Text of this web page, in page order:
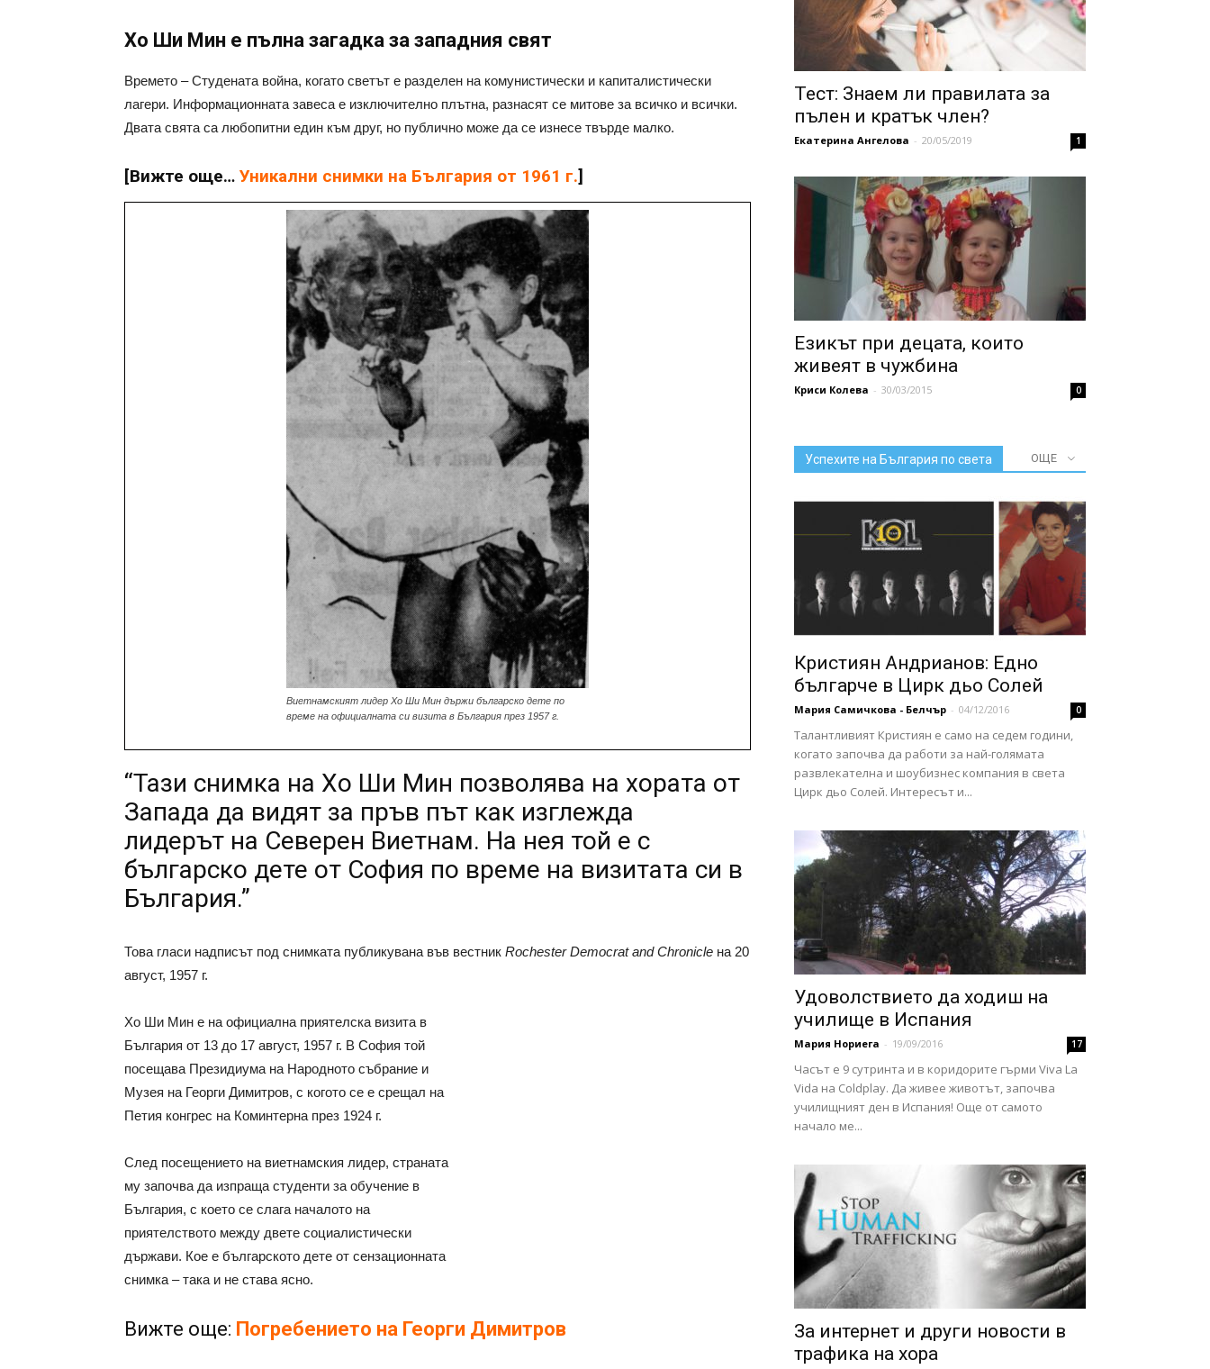
Хо Ши Мин е пълна загадка за западния свят
Времето – Студената война, когато светът е разделен на комунистически и капиталистически
лагери. Информационната завеса е изключително плътна, разнасят се митове за всичко и всички.
Двата свята са любопитни един към друг, но публично може да се изнесе твърде малко.
[Вижте още… Уникални снимки на България от 1961 г.]
Виетнамският лидер Хо Ши Мин държи българско дете по
време на официалната си визита в България през 1957 г.
“Тази снимка на Хо Ши Мин позволява на хората от
Запада да видят за пръв път как изглежда
лидерът на Северен Виетнам. На нея той е с
българско дете от София по време на визитата си в
България.”
Това гласи надписът под снимката публикувана във вестник Rochester Democrat and Chronicle на 20
август, 1957 г.
Хо Ши Мин е на официална приятелска визита в
България от 13 до 17 август, 1957 г. В София той
посещава Президиума на Народното събрание и
Музея на Георги Димитров, с когото се е срещал на
Петия конгрес на Коминтерна през 1924 г.
След посещението на виетнамския лидер, страната
му започва да изпраща студенти за обучение в
България, с което се слага началото на
приятелството между двете социалистически
държави. Кое е българското дете от сензационната
снимка – така и не става ясно.
Вижте още: Погребението на Георги Димитров
Тест: Знаем ли правилата за
пълен и кратък член?
Екатерина Ангелова - 20/05/2019 1
Езикът при децата, които
живеят в чужбина
Криси Колева - 30/03/2015 0
Успехите на България по света ОЩЕ
Кристиян Андрианов: Едно
българче в Цирк дьо Солей
Мария Самичкова - Белчър - 04/12/2016 0
Талантливият Кристиян е само на седем години,
когато започва да работи за най-голямата
развлекателна и шоубизнес компания в света
Цирк дьо Солей. Интересът и...
Удоволствието да ходиш на
училище в Испания
Мария Нориега - 19/09/2016 17
Часът е 9 сутринта и в коридорите гърми Viva La
Vida на Coldplay. Да живее животът, започва
училищният ден в Испания! Още от самото
начало ме...
За интернет и други новости в
трафика на хора